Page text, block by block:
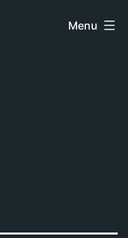
Menu